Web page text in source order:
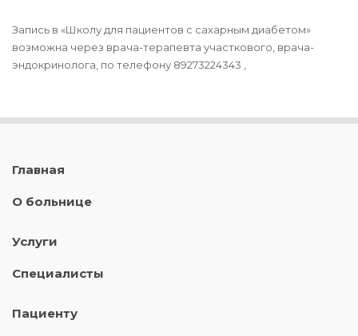
Запись в «Школу для пациентов с сахарным диабетом»
возможна через врача-терапевта участкового, врача-
эндокринолога, по телефону 89273224343 ,
Главная
О больнице
Услуги
Специалисты
Пациенту